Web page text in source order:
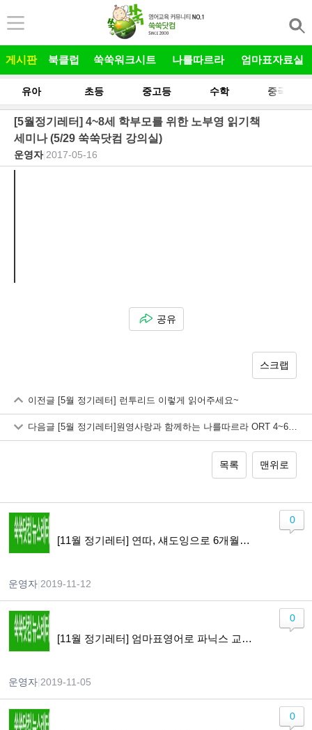
게시판 북클럽 쑥쑥워크시트 나를따르라 엄마표자료실
유아 초등 중고등 수학 중국어
[5월정기레터] 4~8세 학부모를 위한 노부영 읽기책
세미나 (5/29 쑥쑥닷컴 강의실)
운영자| 2017-05-16
공유
스크랩
이전글 [5월 정기레터] 런투리드 이렇게 읽어주세요~
다음글 [5월 정기레터]원영사랑과 함께하는 나를따르라 ORT 4~6단계 5월 26일 시작합니다
목록 맨위로
[11월 정기레터] 연따, 섀도잉으로 6개월만에 원어민처럼 말하기 가능?! 영어 말하기 교육 방법들을 알아봅니다.
운영자 2019-11-12
0
[11월 정기레터] 엄마표영어로 파닉스 교육 완벽하게 하는 방법
운영자 2019-11-05
0
0